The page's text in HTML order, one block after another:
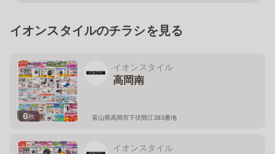
イオンスタイルのチラシを見る
6枚
イオンスタイル
高岡南
富山県高岡市下伏間江383番地
イオンスタイル